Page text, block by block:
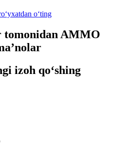
o‘ting
tomonidan AMMO
izoh qo‘shing